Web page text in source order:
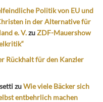
Politik von EU und
in der Alternative für
e. V.zuZDF-Mauershow
Rückhalt für den Kanzler
zuWie viele Bäcker sich
entbehrlich machen